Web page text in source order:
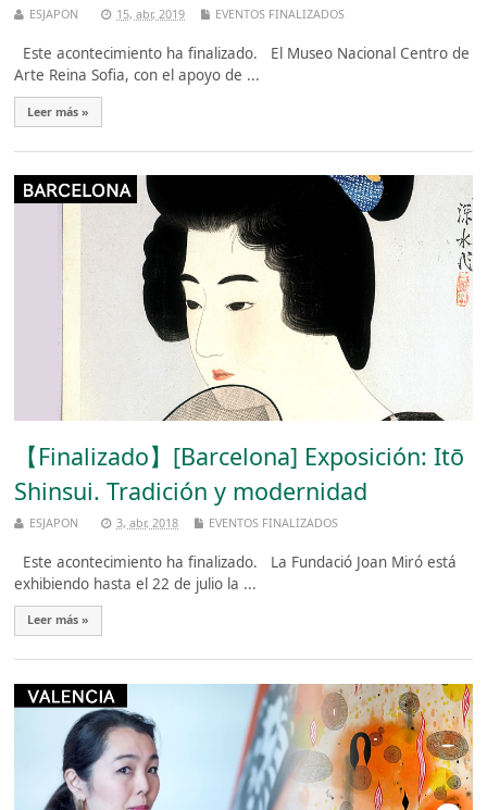
ESJAPON 15, abr, 2019 EVENTOS FINALIZADOS
Este acontecimiento ha finalizado. El Museo Nacional Centro de
Arte Reina Sofia, con el apoyo de ...
Leer más »
【Finalizado】[Barcelona] Exposición: Itō
Shinsui. Tradición y modernidad
ESJAPON 3, abr, 2018 EVENTOS FINALIZADOS
Este acontecimiento ha finalizado. La Fundació Joan Miró está
exhibiendo hasta el 22 de julio la ...
Leer más »